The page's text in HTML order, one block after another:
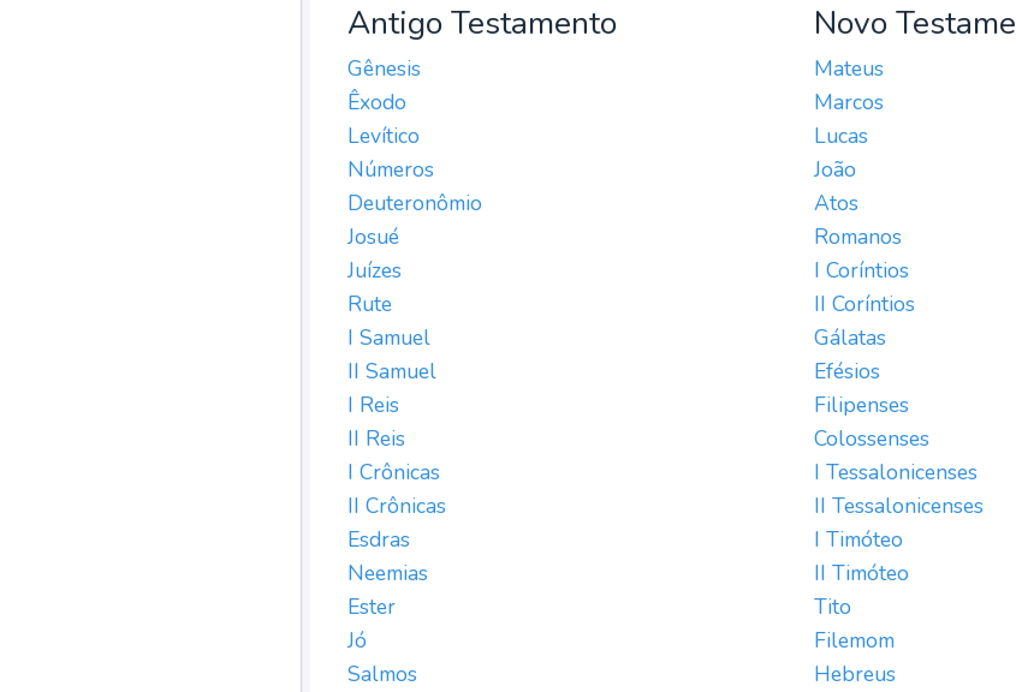
Antigo Testamento
Gênesis
Êxodo
Levítico
Números
Deuteronômio
Josué
Juízes
Rute
I Samuel
II Samuel
I Reis
II Reis
I Crônicas
II Crônicas
Esdras
Neemias
Ester
Jó
Salmos
Novo
Mateus
Marcos
Lucas
João
Atos
Romanos
I Coríntios
II Coríntios
Gálatas
Efésios
Filipenses
Colossenses
I Tessalonicenses
II Tessalonicenses
I Timóteo
II Timóteo
Tito
Filemom
Hebreus